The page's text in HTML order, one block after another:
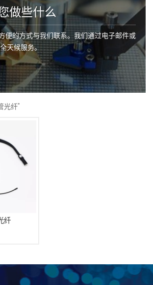
做些什么
便的方式与我们联系。我们通过电子邮件或
天候服务。
光纤"
纤